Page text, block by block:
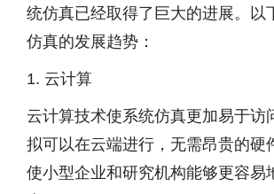
统仿真已经取得了巨大的进展。以
仿真的发展趋势：
1. 云计算
云计算技术使系统仿真更加易于访
拟可以在云端进行，无需昂贵的硬
使小型企业和研究机构能够更容易